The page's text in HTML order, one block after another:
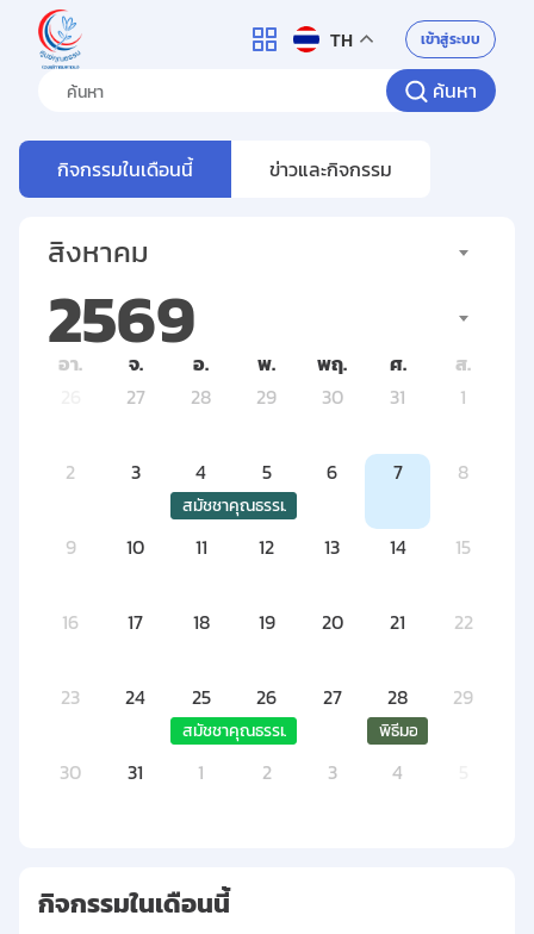
ศูนย์คุณธรรม TH เข้าสู่ระบบ
ค้นหา
กิจกรรมในเดือนนี้ ข่าวและกิจกรรม
สิงหาคม
2569
อา. จ. อ. พ. พฤ. ศ.
ส.
27 28 29 30 31 1
2 3 4
สมัชชาคุณธรรม และตลาดนัดคุณธรรม ภาคใต้ ปีงบป
5 6 7 8
9 10 11 12 13 14 15
16 17 18 19 20 21 22
23 24 25
สมัชชาคุณธรรม และตลาดนัดคุณธรรม ภาคเหนือ ปีง
26 27 28
พิธีมอบรางวัล
29
30 31 1 2 3 4
กิจกรรมในเดือนนี้